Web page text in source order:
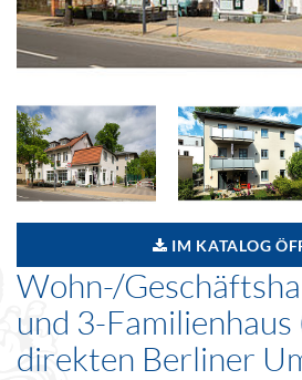
IM KATALOG
Wohn-/
und 3-Familienhaus
direkten Berliner